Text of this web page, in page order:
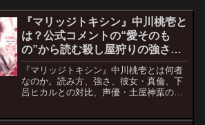
『マリッジトキシン』中川桃壱と
は？公式コメントの“愛そのも
の”から読む殺し屋狩りの強さ・
彼女・声優まで深掘り考察
『マリッジトキシン』中川桃壱とは何者
なのか。読み方、強さ、彼女・真倫、下
呂ヒカルとの対比、声優・土屋神葉の公